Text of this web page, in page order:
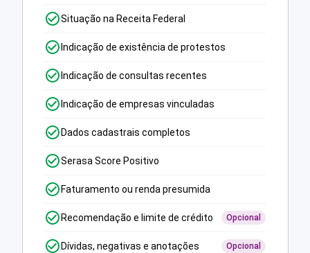
Situação na Receita Federal
Indicação de existência de protestos
Indicação de consultas recentes
Indicação de empresas vinculadas
Dados cadastrais completos
Serasa Score Positivo
Faturamento ou renda presumida
Recomendação e limite de crédito Opcional
Dívidas, negativas e anotações Opcional